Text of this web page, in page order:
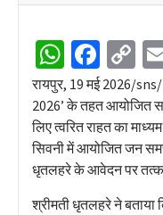
रायपुर, 19 मई 2026/
2026’ के तहत आयोजित
लिए त्वरित राहत का
सिवनी में आयोजित जन
धृतलहरे के आवेदन पर
श्रीमती धृतलहरे ने